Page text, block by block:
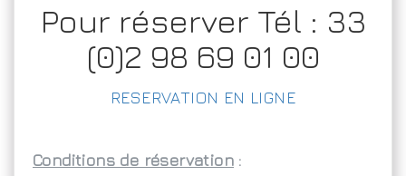
Pour réserver Tél : 33
(0)2 98 69 01 00
RESERVATION EN LIGNE
Conditions de réservation :